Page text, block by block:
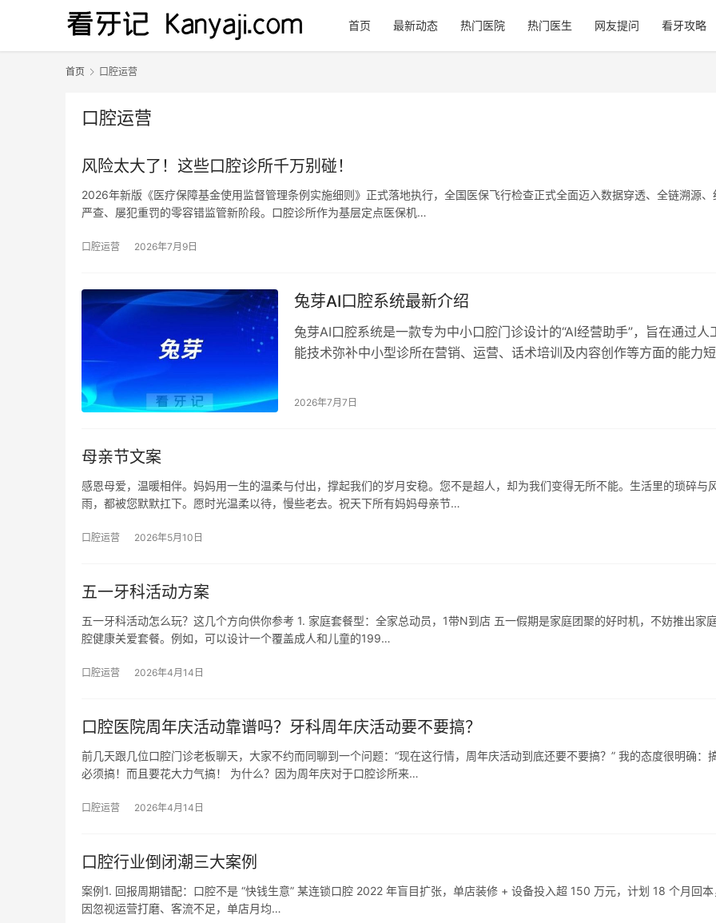
首页 最新动态 热门医院 热门医生 网友提问 看牙攻略
首页 口腔运营
口腔运营
风险太大了！这些口腔诊所千万别碰！
2026年新版《医疗保障基金使用监督管理条例实施细则》正式落地执行，全国医保飞行检查正式全面迈入数据穿透、全链溯源、
严查、屡犯重罚的零容错监管新阶段。口腔诊所作为基层定点医保机…
口腔运营 2026年7月9日
兔芽AI口腔系统最新介绍
兔芽AI口腔系统是一款专为中小口腔门诊设计的“AI经营助手”，旨在通过人
能技术弥补中小型诊所在营销、运营、话术培训及内容创作等方面的能力短
2026年7月7日
母亲节文案
感恩母爱，温暖相伴。妈妈用一生的温柔与付出，撑起我们的岁月安稳。您不是超人，却为我们变得无所不能。生活里的琐碎与
雨，都被您默默扛下。愿时光温柔以待，慢些老去。祝天下所有妈妈母亲节…
口腔运营 2026年5月10日
五一牙科活动方案
五一牙科活动怎么玩？这几个方向供你参考 1. 家庭套餐型：全家总动员，1带N到店 五一假期是家庭团聚的好时机，不妨推出家
腔健康关爱套餐。例如，可以设计一个覆盖成人和儿童的199…
口腔运营 2026年4月14日
口腔医院周年庆活动靠谱吗？牙科周年庆活动要不要搞？
前几天跟几位口腔门诊老板聊天，大家不约而同聊到一个问题：“现在这行情，周年庆活动到底还要不要搞？” 我的态度很明确：
必须搞！而且要花大力气搞！ 为什么？因为周年庆对于口腔诊所来…
口腔运营 2026年4月14日
口腔行业倒闭潮三大案例
案例1. 回报周期错配：口腔不是 “快钱生意” 某连锁口腔 2022 年盲目扩张，单店装修 + 设备投入超 150 万元，计划 18 个月回
因忽视运营打磨、客流不足，单店月均…